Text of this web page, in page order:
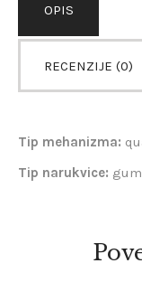
OPIS
RECENZIJE (0)
Tip mehanizma:
Tip narukvice: